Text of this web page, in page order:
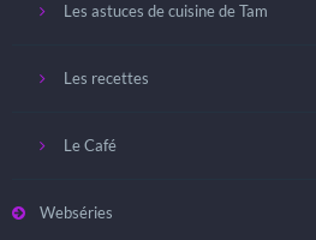
Les astuces de cuisine de Tam
Les recettes
Le Café
Webséries